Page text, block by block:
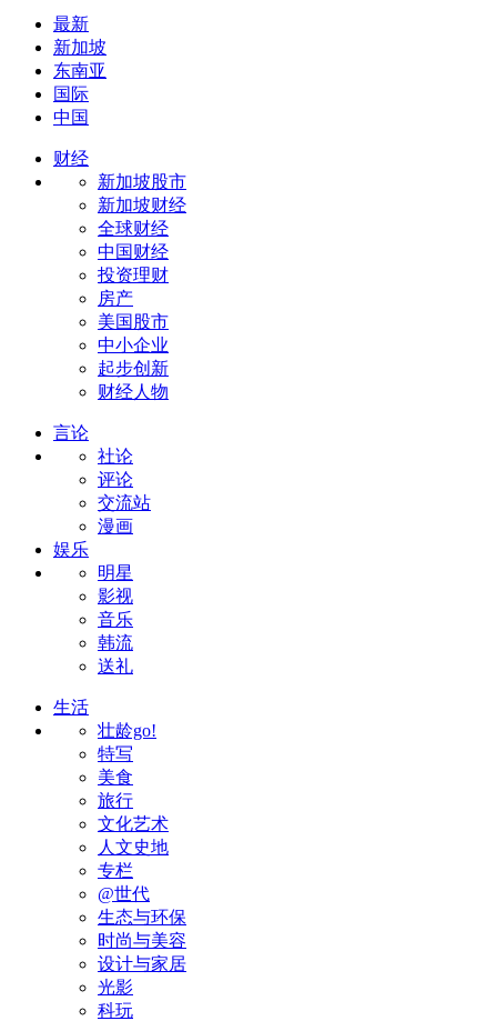
最新
新加坡
东南亚
国际
中国
财经
新加坡股市
新加坡财经
全球财经
中国财经
投资理财
房产
美国股市
中小企业
起步创新
财经人物
言论
社论
评论
交流站
漫画
娱乐
明星
影视
音乐
韩流
送礼
生活
壮龄go!
特写
美食
旅行
文化艺术
人文史地
专栏
@世代
生态与环保
时尚与美容
设计与家居
光影
科玩